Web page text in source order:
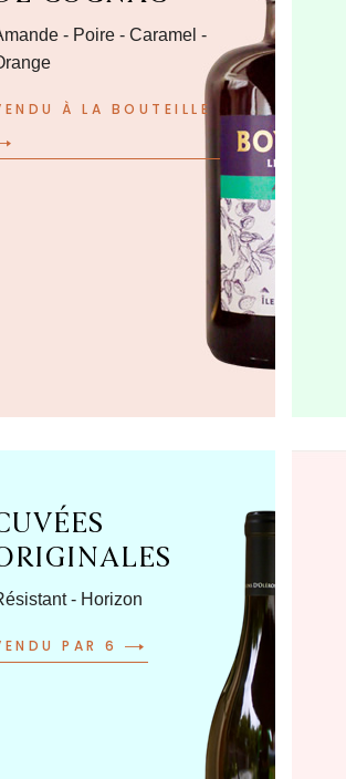
- Poire - Caramel -
À LA BOUTEILLE
- Horizon
PAR 6